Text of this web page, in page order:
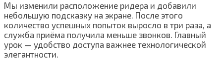
Мы изменили расположение ридера и добавили
небольшую подсказку на экране. После этого
количество успешных попыток выросло в три раза, а
служба приёма получила меньше звонков. Главный
урок — удобство доступа важнее технологической
элегантности.